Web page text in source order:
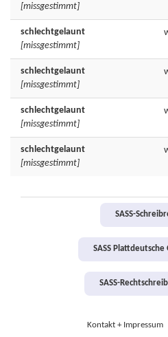
[missgestimmt]
schlechtgelaunt
[missgestimmt]
schlechtgelaunt
[missgestimmt]
schlechtgelaunt
[missgestimmt]
schlechtgelaunt
[missgestimmt]
SASS-
SASS
SASS-
Kontakt + Impressum